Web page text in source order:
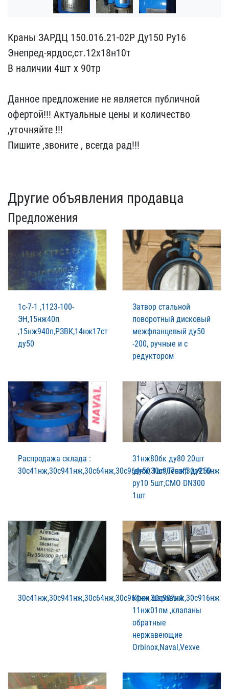
Краны ЗАРДЦ 150.016.21-0​2Р Ду150 Ру16
Энепред-яр​дос,ст.12х18н10т
В нали​чии 4шт х 90тр
Данное ​предложение не является ​публичной
офертой!!! Акт​уальные цены и количеств​о
,уточняйте !!!
Пишите ​,звоните , всегда рад!!!​
Другие объявления продавца
Предложения
1с-7-1 ,1123-100-
ЭН,15нж40п
,15нж940п,РЗВК,14нж17ст
ду50
Затвор стальной
поворотный дисковый
межфланцевый ду50
-200, ручные и с
редуктором
Распродажа склада :
30с41нж,30с941нж,30с64нж,30с964нж,30с907нж,30с916нж
31нж80бк ду80 20шт
,ду50 1шт,Tecoffi ду250
ру10 5шт,CMO DN300
1шт
30с41нж,30с941нж,30с64нж,30с964нж,30с907нж,30с916нж
Кран шаровый
11нж01пм ,клапаны
обратные
нержавеющие
Orbinox,Naval,Vexve